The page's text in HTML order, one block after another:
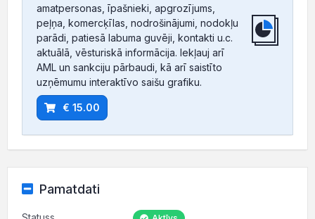
amatpersonas, īpašnieki, apgrozījums,
peļņa, komercķīlas, nodrošinājumi, nodokļu
parādi, patiesā labuma guvēji, kontakti u.c.
aktuālā, vēsturiskā informācija. Iekļauj arī
AML un sankciju pārbaudi, kā arī saistīto
uzņēmumu interaktīvo saišu grafiku.
€ 15.00
Pamatdati